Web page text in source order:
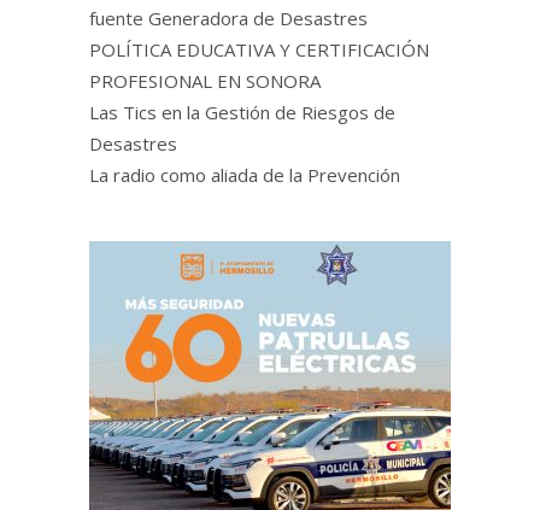
fuente Generadora de Desastres
POLÍTICA EDUCATIVA Y CERTIFICACIÓN
PROFESIONAL EN SONORA
Las Tics en la Gestión de Riesgos de
Desastres
La radio como aliada de la Prevención